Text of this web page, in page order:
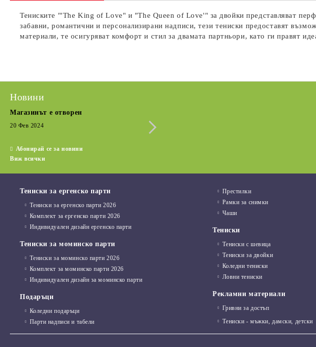
Тениските "'The King of Love" и "The Queen of Love'" за двойки представляват
забавни, романтични и персонализирани надписи, тези тениски предоставят
материали, те осигуряват комфорт и стил за двамата партньори, като ги правят
Новини
Магазинът е отворен
20 Фев 2024
Абонирай се за новини
Виж всички
Тениски за ергенско парти
Тениски за ергенско парти 2026
Комплект за ергенско парти 2026
Индивидуален дизайн ергенско парти
Тениски за моминско парти
Тениски за моминско парти 2026
Комплект за моминско парти 2026
Индивидуален дизайн за моминско парти
Подаръци
Коледни подаръци
Парти надписи и табели
Престилки
Рамки за снимки
Чаши
Тениски
Тениски с шевица
Тениски за двойки
Коледни тениски
Ловни тениски
Рекламни материали
Гривни за достъп
Тениски - мъжки, дамски, детски